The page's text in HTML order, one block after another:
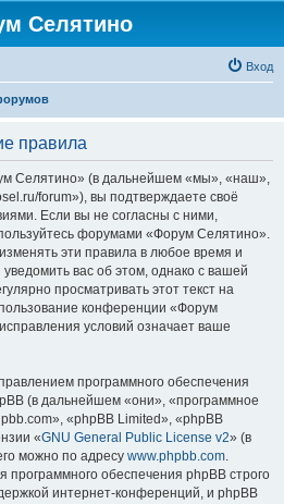
Селятино
Вход
правила
Селятино» (в дальнейшем «мы», «наш»,
forum»), вы подтверждаете своё
Если вы не согласны с ними,
форумами «Форум Селятино».
эти правила в любое время и
вас об этом, однако с вашей
просматривать этот текст на
конференции «Форум
условий означает ваше
программного обеспечения
(в дальнейшем «они», «программное
«phpBB Limited», «phpBB
«GNU General Public License v2» (в
можно по адресу www.phpbb.com.
программного обеспечения phpBB строго
интернет-конференций, и phpBB